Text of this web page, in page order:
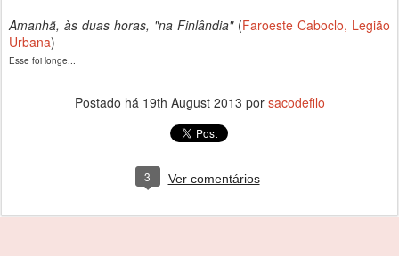
Amanhã, às duas horas, "na Finlândia" (Faroeste Caboclo, Legião
Urbana)
Esse foi longe...
Postado há 19th August 2013 por sacodefilo
3 Ver comentários